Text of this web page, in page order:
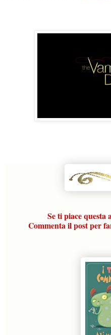
Se ti piace questa
Commenta il post per